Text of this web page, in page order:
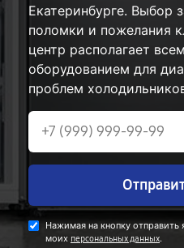
Екатеринбурге. Выбор
поломки и пожелания
центр располагает
оборудованием для
проблем
Нажимая на кнопку отправить
моих персональных данных.